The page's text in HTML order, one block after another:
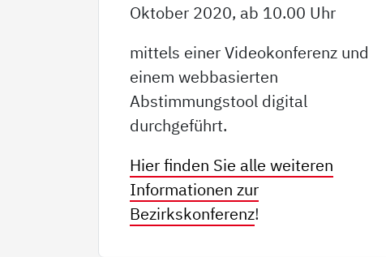
Oktober 2020, ab 10.00 Uhr
mittels einer Videokonferenz und
einem webbasierten
Abstimmungstool digital
durchgeführt.
Hier finden Sie alle weiteren
Informationen zur
Bezirkskonferenz!